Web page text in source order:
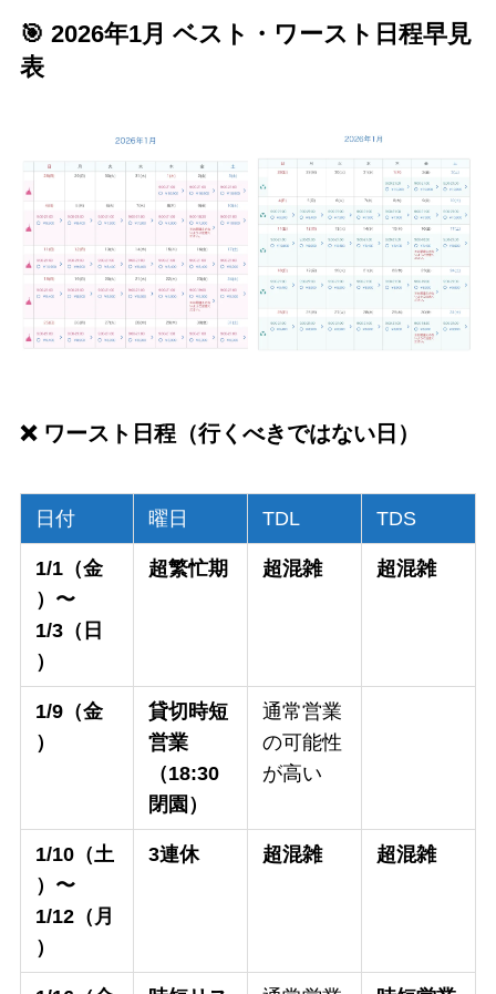
🎯 2026年1月 ベスト・ワースト日程早見
表
❌ ワースト日程（行くべきではない日）
日付 曜日 TDL TDS
1/1（金
）〜
1/3（日
）
超繁忙期 超混雑 超混雑
1/9（金
）
貸切時短
営業
（18:30
閉園）
通常営業
の可能性
が高い
1/10（土
）〜
1/12（月
）
3連休 超混雑 超混雑